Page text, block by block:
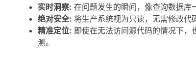
实时洞察: 在问题发生的瞬间，像查询数据库
绝对安全: 将生产系统视为只读，无需修改代
精准定位: 即使在无法访问源代码的情况下
测。